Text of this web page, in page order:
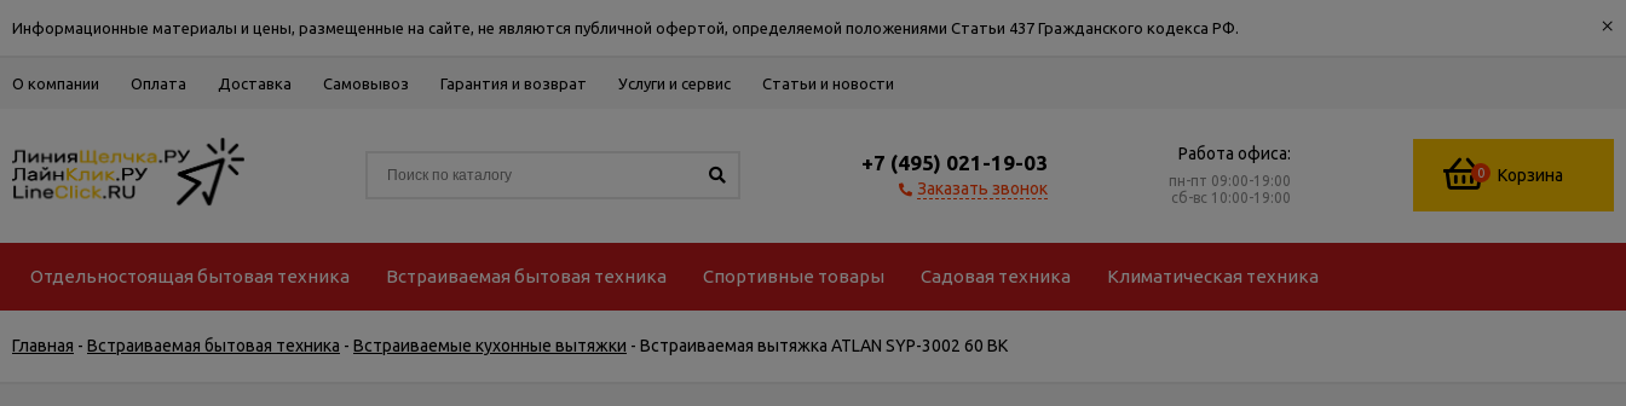
Информационные материалы и цены, размещенные на сайте, не являются публичной офертой, определяемой положениями Статьи 437 Гражданского кодекса РФ. ×
О компании Оплата Доставка Самовывоз Гарантия и возврат Услуги и сервис Статьи и новости
+7 (495) 021-19-03
Заказать звонок
Работа офиса:
пн-пт 09:00-19:00
сб-вс 10:00-19:00
0 Корзина
Отдельностоящая бытовая техника Встраиваемая бытовая техника Спортивные товары Садовая техника Климатическая техника
Главная - Встраиваемая бытовая техника - Встраиваемые кухонные вытяжки - Встраиваемая вытяжка ATLAN SYP-3002 60 BK